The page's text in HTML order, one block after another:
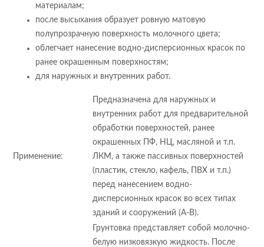
материалам;
после высыхания образует ровную матовую
полупрозрачную поверхность молочного цвета;
облегчает нанесение водно-дисперсионных красок по
ранее окрашенным поверхностям;
для наружных и внутренних работ.
Применение:
Предназначена для наружных и
внутренних работ для предварительной
обработки поверхностей, ранее
окрашенных ПФ, НЦ, масляной и т.п.
ЛКМ, а также пассивных поверхностей
(пластик, стекло, кафель, ПВХ и т.п.)
перед нанесением водно-
дисперсионных красок во всех типах
зданий и сооружений (А-В).
Грунтовка представляет собой молочно-
белую низковязкую жидкость. После